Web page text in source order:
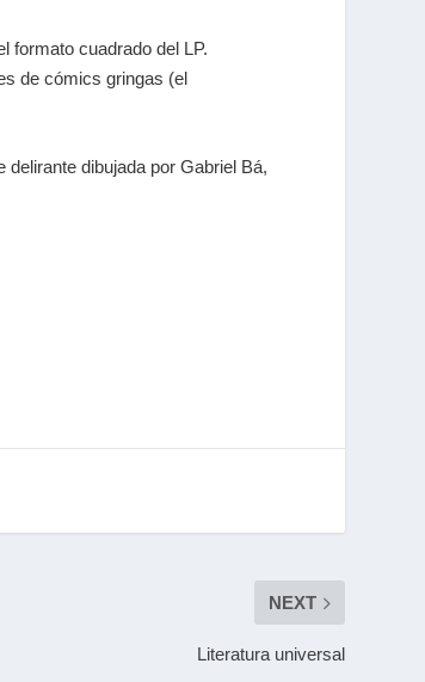
formato cuadrado del LP.
de cómics gringas (el
dibujada por Gabriel Bá,
NEXT
Literatura universal